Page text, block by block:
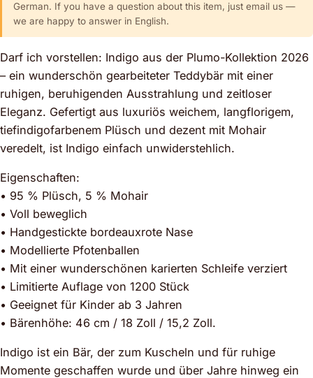
German. If you have a question about this item, just email us —
we are happy to answer in English.
Darf ich vorstellen: Indigo aus der Plumo-Kollektion 2026
– ein wunderschön gearbeiteter Teddybär mit einer
ruhigen, beruhigenden Ausstrahlung und zeitloser
Eleganz. Gefertigt aus luxuriös weichem, langflorigem,
tiefindigofarbenem Plüsch und dezent mit Mohair
veredelt, ist Indigo einfach unwiderstehlich.
Eigenschaften:
• 95 % Plüsch, 5 % Mohair
• Voll beweglich
• Handgestickte bordeauxrote Nase
• Modellierte Pfotenballen
• Mit einer wunderschönen karierten Schleife verziert
• Limitierte Auflage von 1200 Stück
• Geeignet für Kinder ab 3 Jahren
• Bärenhöhe: 46 cm / 18 Zoll / 15,2 Zoll.
Indigo ist ein Bär, der zum Kuscheln und für ruhige
Momente geschaffen wurde und über Jahre hinweg ein